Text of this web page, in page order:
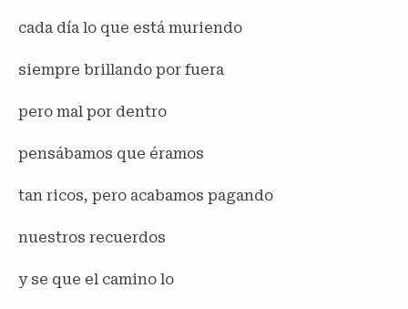
cada día lo que está muriendo
siempre brillando por fuera
pero mal por dentro
pensábamos que éramos
tan ricos, pero acabamos pagando
nuestros recuerdos
y se que el camino lo